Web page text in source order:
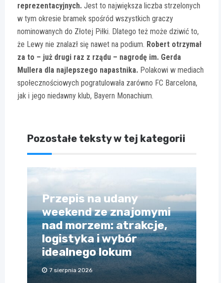
reprezentacyjnych. Jest to największa liczba strzelonych
w tym okresie bramek spośród wszystkich graczy
nominowanych do Złotej Piłki. Dlatego też może dziwić to,
że Lewy nie znalazł się nawet na podium. Robert otrzymał
za to – już drugi raz z rządu – nagrodę im. Gerda
Mullera dla najlepszego napastnika. Polakowi w mediach
społecznościowych pogratulowała zarówno FC Barcelona,
jak i jego niedawny klub, Bayern Monachium.
Pozostałe teksty w tej kategorii
Przepis na udany
weekend ze znajomymi
nad morzem: atrakcje,
logistyka i wybór
idealnego lokum
7 sierpnia 2026